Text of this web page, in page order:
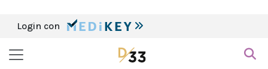
Login con